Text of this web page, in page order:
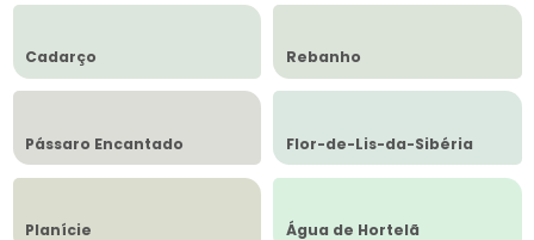
Cadarço Rebanho
Pássaro Encantado Flor-de-Lis-da-Sibéria
Planície Água de Hortelã